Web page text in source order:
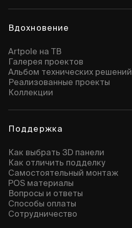
Вдохновение
Artpole на ТВ
Галерея проектов
Альбом технических решений
Реализованные проекты
Коллекции
Поддержка
Как выбрать 3D панели
Как отличить подделку
Самостоятельный монтаж
POS материалы
Вопросы и ответы
Способы оплаты
Сотрудничество